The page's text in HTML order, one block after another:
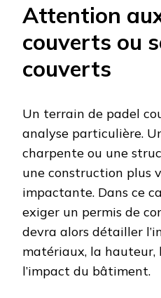
Attention
couverts ou
couverts
Un terrain de padel
analyse particulière.
charpente ou une
une construction plus
impactante. Dans ce
exiger un permis de
devra alors détailler
matériaux, la hauteur,
l’impact du bâtiment.